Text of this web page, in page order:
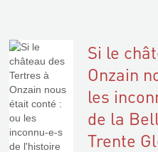
Si le
Onzain
les
de la
Trente